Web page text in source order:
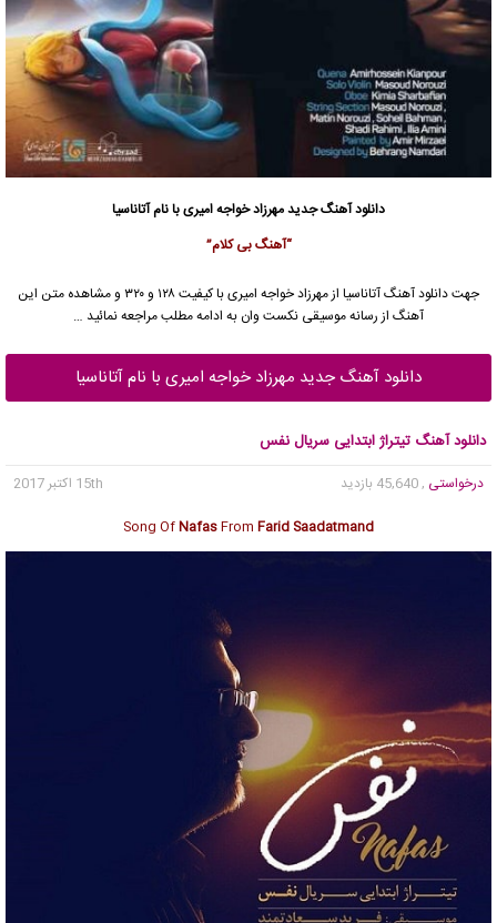
دانلود آهنگ جدیدمهرزاد خواجه امیریبا نام آتاناسیا
“آهنگ بی کلام”
جهت دانلود آهنگ آتاناسیا ازمهرزاد خواجه امیری
با کیفیت ۱۲۸ و ۳۲۰ و مشاهده متن این
آهنگ از رسانه موسیقی نکست وان به ادامه مطلب مراجعه نمائید …
دانلود آهنگ جدید مهرزاد خواجه امیری با نام آتاناسیا
دانلود آهنگ تیتراژ ابتدایی سریال نفس
درخواستی , 45,640 بازدید
15th اکتبر 2017
Song OfNafasFrom Farid Saadatmand